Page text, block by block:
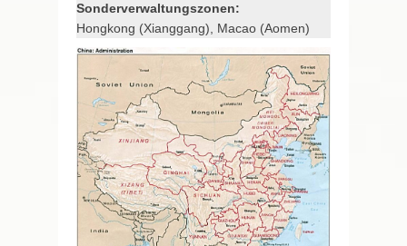
Sonderverwaltungszonen:
Hongkong (Xianggang), Macao (Aomen)